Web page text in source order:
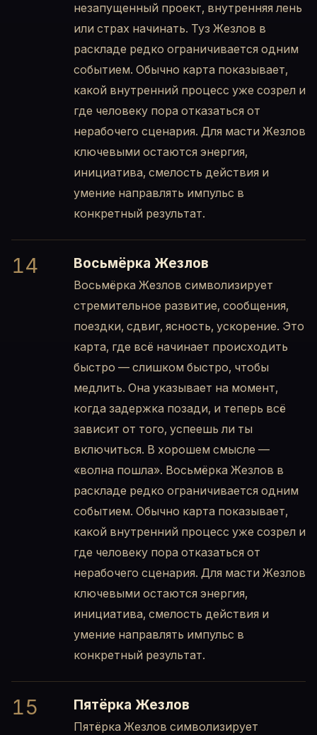
незапущенный проект, внутренняя лень
или страх начинать. Туз Жезлов в
раскладе редко ограничивается одним
событием. Обычно карта показывает,
какой внутренний процесс уже созрел и
где человеку пора отказаться от
нерабочего сценария. Для масти Жезлов
ключевыми остаются энергия,
инициатива, смелость действия и
умение направлять импульс в
конкретный результат.
14 Восьмёрка Жезлов
Восьмёрка Жезлов символизирует
стремительное развитие, сообщения,
поездки, сдвиг, ясность, ускорение. Это
карта, где всё начинает происходить
быстро — слишком быстро, чтобы
медлить. Она указывает на момент,
когда задержка позади, и теперь всё
зависит от того, успеешь ли ты
включиться. В хорошем смысле —
«волна пошла». Восьмёрка Жезлов в
раскладе редко ограничивается одним
событием. Обычно карта показывает,
какой внутренний процесс уже созрел и
где человеку пора отказаться от
нерабочего сценария. Для масти Жезлов
ключевыми остаются энергия,
инициатива, смелость действия и
умение направлять импульс в
конкретный результат.
15 Пятёрка Жезлов
Пятёрка Жезлов символизирует